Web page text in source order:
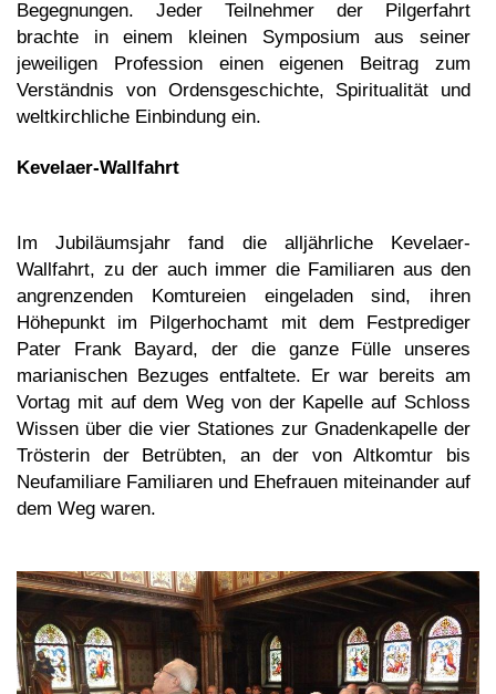
Begegnungen. Jeder Teilnehmer der Pilgerfahrt
brachte in einem kleinen Symposium aus seiner
jeweiligen Profession einen eigenen Beitrag zum
Verständnis von Ordensgeschichte, Spiritualität und
weltkirchliche Einbindung ein.
Kevelaer-Wallfahrt
Im Jubiläumsjahr fand die alljährliche Kevelaer-
Wallfahrt, zu der auch immer die Familiaren aus den
angrenzenden Komtureien eingeladen sind, ihren
Höhepunkt im Pilgerhochamt mit dem Festprediger
Pater Frank Bayard, der die ganze Fülle unseres
marianischen Bezuges entfaltete. Er war bereits am
Vortag mit auf dem Weg von der Kapelle auf Schloss
Wissen über die vier Stationes zur Gnadenkapelle der
Trösterin der Betrübten, an der von Altkomtur bis
Neufamiliare Familiaren und Ehefrauen miteinander auf
dem Weg waren.